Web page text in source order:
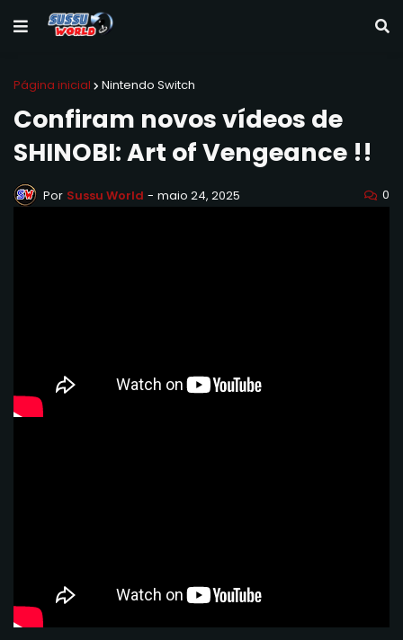
Página inicial Nintendo Switch
Confiram novos vídeos de
SHINOBI: Art of Vengeance !!
Por Sussu World - maio 24, 2025 0